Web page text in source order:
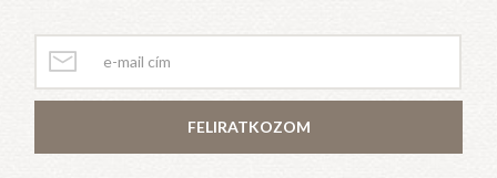
FELIRATKOZOM